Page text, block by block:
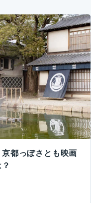
都っぽさとも映画